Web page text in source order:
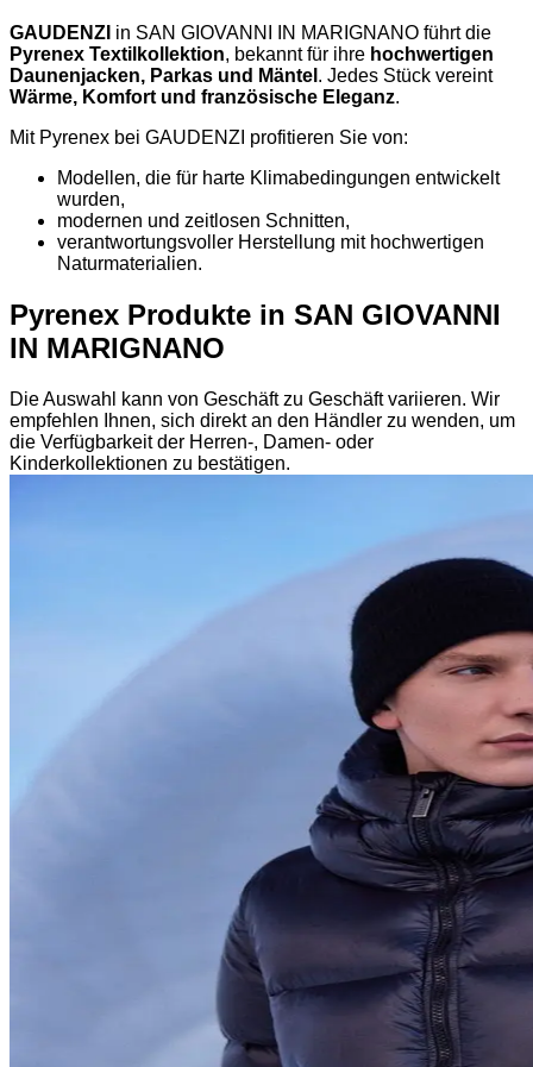
GAUDENZI in SAN GIOVANNI IN MARIGNANO führt die
Pyrenex Textilkollektion, bekannt für ihre hochwertigen
Daunenjacken, Parkas und Mäntel . Jedes Stück vereint
Wärme, Komfort und französische Eleganz.
Mit Pyrenex bei GAUDENZI profitieren Sie von:
Modellen, die für harte Klimabedingungen entwickelt
wurden,
modernen und zeitlosen Schnitten,
verantwortungsvoller Herstellung mit hochwertigen
Naturmaterialien.
Pyrenex Produkte in SAN GIOVANNI
IN MARIGNANO
Die Auswahl kann von Geschäft zu Geschäft variieren. Wir
empfehlen Ihnen, sich direkt an den Händler zu wenden, um
die Verfügbarkeit der Herren-, Damen- oder
Kinderkollektionen zu bestätigen.